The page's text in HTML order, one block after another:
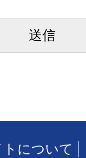
について